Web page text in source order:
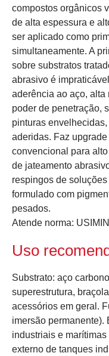
compostos orgânicos
de alta espessura e
ser aplicado como
simultaneamente. A
sobre substratos
abrasivo é
aderência ao aço,
poder de penetração,
pinturas
aderidas. Faz
convencional para
de jateamento
respingos de
formulado com
pesados.
Atende norma:
Uso
Substrato: aço
superestrutura,
acessórios em geral.
imersão permanente).
industriais e
externo de tanques